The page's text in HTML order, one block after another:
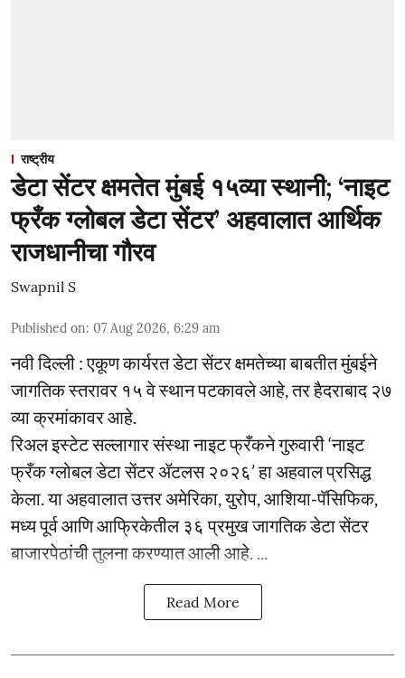
राष्ट्रीय
डेटा सेंटर क्षमतेत मुंबई १५व्या स्थानी; ‘नाइट
फ्रँक ग्लोबल डेटा सेंटर’ अहवालात आर्थिक
राजधानीचा गौरव
Swapnil S
Published on: 07 Aug 2026, 6:29 am
नवी दिल्ली : एकूण कार्यरत डेटा सेंटर क्षमतेच्या बाबतीत मुंबईने
जागतिक स्तरावर १५ वे स्थान पटकावले आहे, तर हैदराबाद २७
व्या क्रमांकावर आहे.
रिअल इस्टेट सल्लागार संस्था नाइट फ्रँकने गुरुवारी ‘नाइट
फ्रँक ग्लोबल डेटा सेंटर ॲटलस २०२६’ हा अहवाल प्रसिद्ध
केला. या अहवालात उत्तर अमेरिका, युरोप, आशिया-पॅसिफिक,
मध्य पूर्व आणि आफ्रिकेतील ३६ प्रमुख जागतिक डेटा सेंटर
बाजारपेठांची तुलना करण्यात आली आहे. ...
Read More